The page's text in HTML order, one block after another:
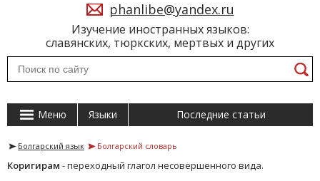
Изучение иностранных языков:
славянских, тюркских, мертвых и других
phanlibe@yandex.ru
Меню Языки Последние статьи
Болгарский язык Болгарский словарь
Коригирам - переходный глагол несовершенного вида.